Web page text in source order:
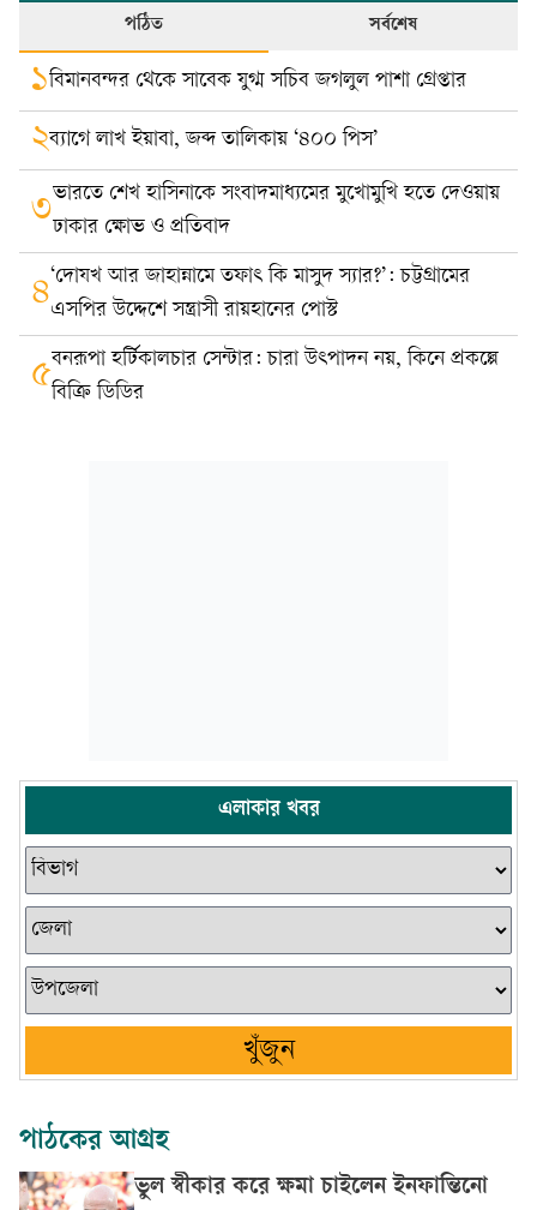
পঠিত সর্বশেষ
১বিমানবন্দর থেকে সাবেক যুগ্ম সচিব জগলুল পাশা গ্রেপ্তার
২ব্যাগে লাখ ইয়াবা, জব্দ তালিকায় ‘৪০০ পিস’
৩ভারতে শেখ হাসিনাকে সংবাদমাধ্যমের মুখোমুখি হতে দেওয়ায়
ঢাকার ক্ষোভ ও প্রতিবাদ
৪‘দোযখ আর জাহান্নামে তফাৎ কি মাসুদ স্যার?’: চট্টগ্রামের
এসপির উদ্দেশে সন্ত্রাসী রায়হানের পোস্ট
৫বনরূপা হর্টিকালচার সেন্টার: চারা উৎপাদন নয়, কিনে প্রকল্পে
বিক্রি ডিডির
এলাকার খবর
খুঁজুন
পাঠকের আগ্রহ
ভুল স্বীকার করে ক্ষমা চাইলেন ইনফান্তিনো